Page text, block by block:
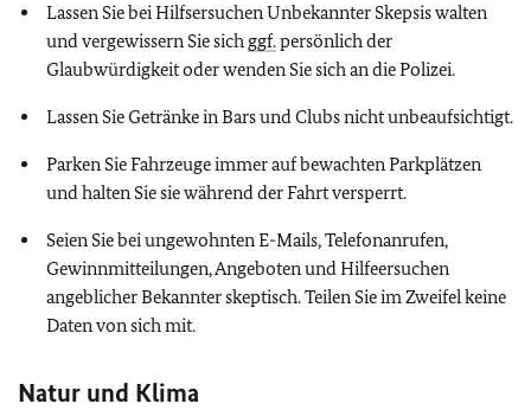
Lassen Sie bei Hilfsersuchen Unbekannter Skepsis walten
und vergewissern Sie sich ggf.persönlich der
Glaubwürdigkeit oder wenden Sie sich an die Polizei.
Lassen Sie Getränke in Bars und Clubs nicht unbeaufsichtigt.
Parken Sie Fahrzeuge immer auf bewachten Parkplätzen
und halten Sie sie während der Fahrt versperrt.
Seien Sie bei ungewohnten E-Mails, Telefonanrufen,
Gewinnmitteilungen, Angeboten und Hilfeersuchen
angeblicher Bekannter skeptisch. Teilen Sie im Zweifel keine
Daten von sich mit.
Natur und Klima